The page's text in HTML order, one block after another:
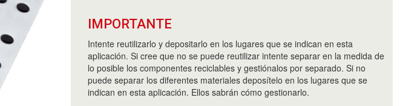
IMPORTANTE
Intente reutilizarlo y depositarlo en los lugares que se indican en esta
aplicación. Si cree que no se puede reutilizar intente separar en la medida de
lo posible los componentes reciclables y gestiónalos por separado. Si no
puede separar los diferentes materiales deposítelo en los lugares que se
indican en esta aplicación. Ellos sabrán cómo gestionarlo.